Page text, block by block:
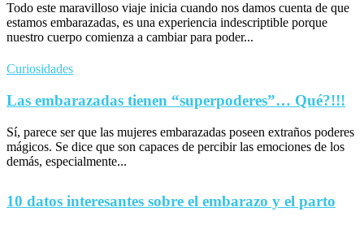
Todo este maravilloso viaje inicia cuando nos damos cuenta de que
estamos embarazadas, es una experiencia indescriptible porque
nuestro cuerpo comienza a cambiar para poder...
Curiosidades
Las embarazadas tienen “superpoderes”… Qué?!!!
Sí, parece ser que las mujeres embarazadas poseen extraños poderes
mágicos. Se dice que son capaces de percibir las emociones de los
demás, especialmente...
10 datos interesantes sobre el embarazo y el parto